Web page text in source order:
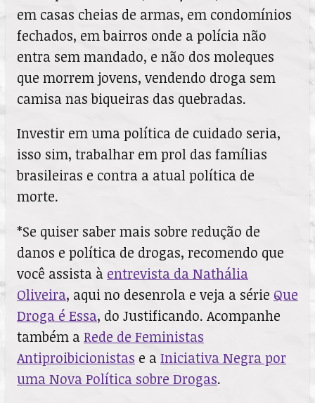
em casas cheias de armas, em condomínios
fechados, em bairros onde a polícia não
entra sem mandado, e não dos moleques
que morrem jovens, vendendo droga sem
camisa nas biqueiras das quebradas.
Investir em uma política de cuidado seria,
isso sim, trabalhar em prol das famílias
brasileiras e contra a atual política de
morte.
*Se quiser saber mais sobre redução de
danos e política de drogas, recomendo que
você assista à entrevista da Nathália
Oliveira, aqui no desenrola e veja a série Que
Droga é Essa, do Justificando. Acompanhe
também aRede de Feministas
Antiproibicionistas e aIniciativa Negra por
uma Nova Política sobre Drogas.